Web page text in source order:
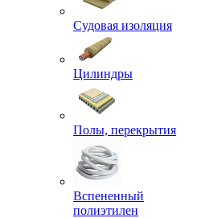
Судовая изоляция
Цилиндры
Полы, перекрытия
Вспененный
полиэтилен